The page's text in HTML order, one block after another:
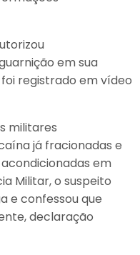
em sua
registrado em vídeo
militares
já fracionadas e
em
Militar, o suspeito
e confessou que
declaração